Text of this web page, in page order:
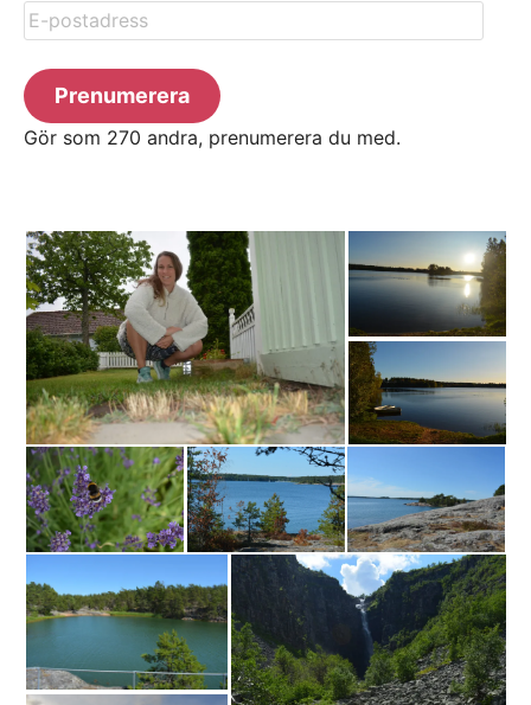
E-
postadress
Prenumerera
Gör som 270 andra, prenumerera du med.